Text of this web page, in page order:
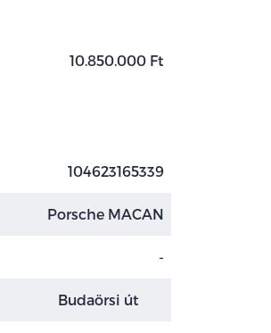
10.850.000 Ft
104623165339
Porsche MACAN
-
Budaörsi út